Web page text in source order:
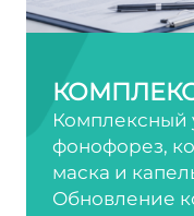
Комплексный
фонофорез,
маска и
Обновление